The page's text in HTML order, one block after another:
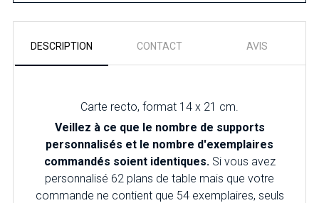
DESCRIPTION CONTACT AVIS
Carte recto, format 14 x 21 cm.
Veillez à ce que le nombre de supports
personnalisés et le nombre d'exemplaires
commandés soient identiques.Si vous avez
personnalisé 62 plans de table mais que votre
commande ne contient que 54 exemplaires, seuls